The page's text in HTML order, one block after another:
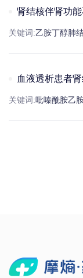
肾结核伴肾功
关键词:乙胺丁醇肺
血液透析患者
关键词:吡嗪酰胺乙